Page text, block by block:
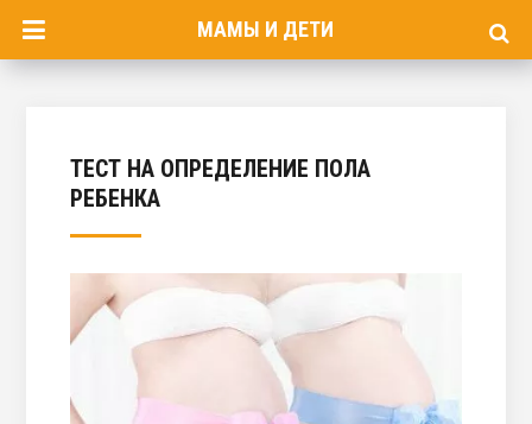
МАМЫ И ДЕТИ
ТЕСТ НА ОПРЕДЕЛЕНИЕ ПОЛА
РЕБЕНКА